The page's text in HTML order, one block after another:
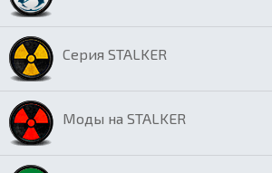
Серия STALKER
Моды на STALKER